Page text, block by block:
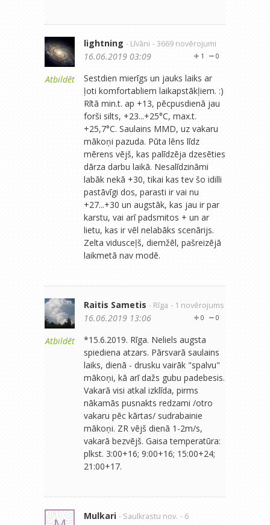
Atbildēt
lightning - Līvāni - 3669 novērojumi
0
1
16.06.2019 03:09
Sestdien mierīgs un jauks laiks ar
ļoti komfortabliem laikapstākļiem. :)
Rītā min.t. ap +13, pēcpusdienā jau
forši silts, +23...+25°C, max.t.
+25,7°C. Saulains MMD, uz vakaru
mākoņi pazuda. Pūta lēns līdz
mērens vējš, kas palīdzēja dzesēties
dārza darbu laikā. Nesalīdzināmi
labāk nekā +30, tikai kas tev šo idilli
pastāvīgi dos, parasti ir vai nu
+27...+30 un augstāk, kas jau ir par
karstu, vai arī padsmitos + un ar
lietu, kas ir vēl nelabāks scenārijs.
Zelta vidusceļš, diemžēl, pašreizējā
laikmetā nav modē.
Atbildēt
Raitis Sametis - Rīga - 1 novērojums
0
0
16.06.2019 13:06
*15.6.2019. Rīga. Neliels augsta
spiediena atzars. Pārsvarā saulains
laiks, dienā - drusku vairāk "spalvu"
mākoņi, kā arī dažs gubu padebesis.
Vakarā visi atkal izklīda, pirms
nākamās pusnakts redzami /otro
vakaru pēc kārtas/ sudrabainie
mākoņi. ZR vējš dienā 1-2m/s,
vakarā bezvējš. Gaisa temperatūra:
plkst. 3:00+16; 9:00+16; 15:00+24;
21:00+17.
Mulkari - Saulkrastu nov. - 6